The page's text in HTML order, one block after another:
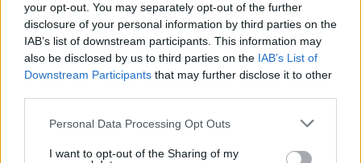
your opt-out. You may separately opt-out of the further
disclosure of your personal information by third parties on the
IAB’s list of downstream participants. This information may
also be disclosed by us to third parties on the IAB’s List of
Downstream Participants that may further disclose it to other
Please note that this website/app uses one or more Google
not limited to your visit or usage behaviour. You may click to
Personal Data Processing Opt Outs
I want to opt-out of the Sharing of my